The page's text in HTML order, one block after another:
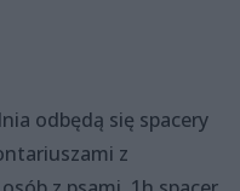
odbędą się spacery
z